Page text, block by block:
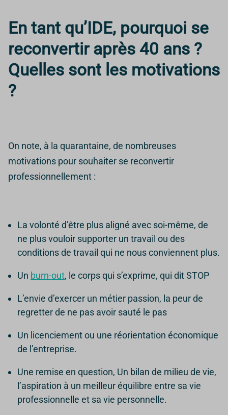
En tant qu’IDE, pourquoi se
reconvertir après 40 ans ?
Quelles sont les motivations
?
On note, à la quarantaine, de nombreuses
motivations pour souhaiter se reconvertir
professionnellement :
La volonté d’être plus aligné avec soi-même, de
ne plus vouloir supporter un travail ou des
conditions de travail qui ne nous conviennent plus.
Un burn-out, le corps qui s’exprime, qui dit STOP
L’envie d’exercer un métier passion, la peur de
regretter de ne pas avoir sauté le pas
Un licenciement ou une réorientation économique
de l’entreprise.
Une remise en question, Un bilan de milieu de vie,
l’aspiration à un meilleur équilibre entre sa vie
professionnelle et sa vie personnelle.